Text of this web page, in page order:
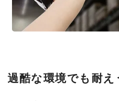
過酷な環境でも耐え